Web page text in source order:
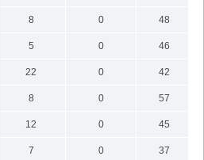
8 0
48
5 0
46
22 0
42
8 0
57
12 0
45
7 0
37